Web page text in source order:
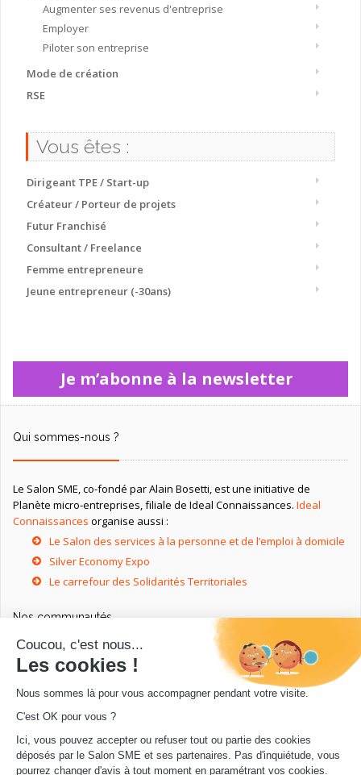
Augmenter ses revenus d'entreprise
Employer
Piloter son entreprise
Mode de création
RSE
Vous êtes :
Dirigeant TPE / Start-up
Créateur / Porteur de projets
Futur Franchisé
Consultant / Freelance
Femme entrepreneure
Jeune entrepreneur (-30ans)
Je m’abonne à la newsletter
Qui sommes-nous ?
Le Salon SME, co-fondé par Alain Bosetti, est une initiative de
Planète micro-entreprises, filiale de Ideal Connaissances. Ideal
Connaissances organise aussi :
Le Salon des services à la personne et de l’emploi à domicile
Silver Economy Expo
Le carrefour des Solidarités Territoriales
Nos communautés
Ressources utiles